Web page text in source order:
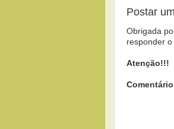
Postar
Obrigada
responder
Atenção!!!